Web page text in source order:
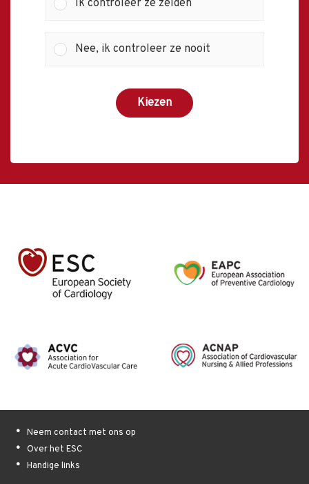
Ik controleer ze zelden
Nee, ik controleer ze nooit
Kiezen
Neem contact met ons op
Over het ESC
Handige links